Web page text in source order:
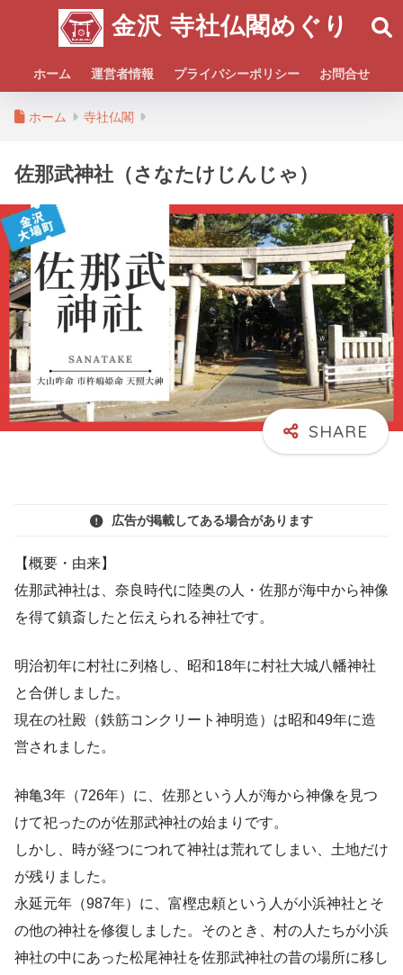
金沢 寺社仏閣めぐり
ホーム 運営者情報 プライバシーポリシー お問合せ
ホーム 寺社仏閣
佐那武神社（さなたけじんじゃ）
広告が掲載してある場合があります
【概要・由来】
佐那武神社は、奈良時代に陸奥の人・佐那が海中から神像
を得て鎮斎したと伝えられる神社です。
明治初年に村社に列格し、昭和18年に村社大城八幡神社
と合併しました。
現在の社殿（鉄筋コンクリート神明造）は昭和49年に造
営されました。
神亀3年（726年）に、佐那という人が海から神像を見つ
けて祀ったのが佐那武神社の始まりです。
しかし、時が経つにつれて神社は荒れてしまい、土地だけ
が残りました。
永延元年（987年）に、富樫忠頼という人が小浜神社とそ
の他の神社を修復しました。そのとき、村の人たちが小浜
神社の中にあった松尾神社を佐那武神社の昔の場所に移し